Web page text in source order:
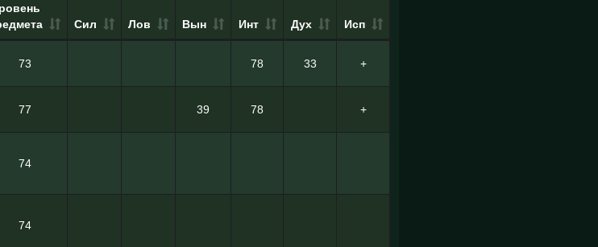
Сил Лов Вын Инт Дух Исп
73 78 33 +
77 39 78 +
74
74